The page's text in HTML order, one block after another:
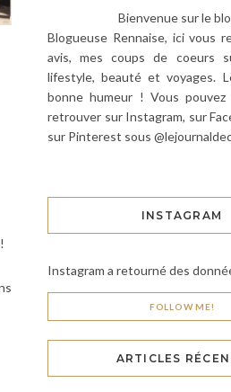
Bienvenue sur le
Blogueuse Rennaise, ici vous
avis, mes coups de coeurs
lifestyle, beauté et voyages.
bonne humeur ! Vous pouvez
retrouver sur Instagram, sur
sur Pinterest sous
INSTAGRAM
Instagram a retourné des
FOLLOW ME!
ARTICLES